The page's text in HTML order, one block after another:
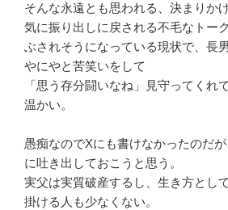
そんな永遠とも思われる、決まりか
気に振り出しに戻される不毛なトー
ぶされそうになっている現状で、長
やにやと苦笑いをして
「思う存分闘いなね」見守ってくれ
温かい。
愚痴なのでXにも書けなかったのだ
に吐き出しておこうと思う。
実父は実質破産するし、生き方とし
掛ける人も少なくない。